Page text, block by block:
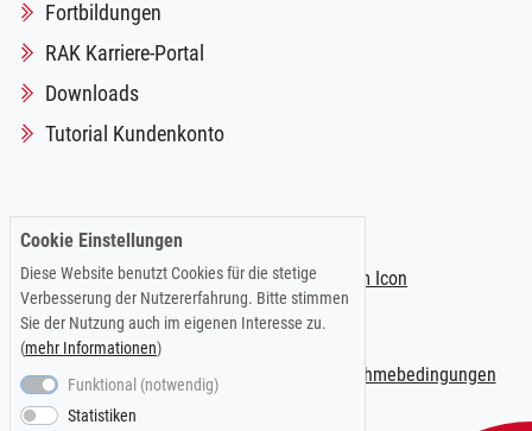
Fortbildungen
RAK Karriere-Portal
Downloads
Tutorial Kundenkonto
Impressum |Datenschutzerklärung Teilnahmebedingungen
Cookie Einstellungen
Diese Website benutzt Cookies für die stetige
Verbesserung der Nutzererfahrung. Bitte stimmen
Sie der Nutzung auch im eigenen Interesse zu.
(mehr Informationen)
Funktional (notwendig)
Statistiken